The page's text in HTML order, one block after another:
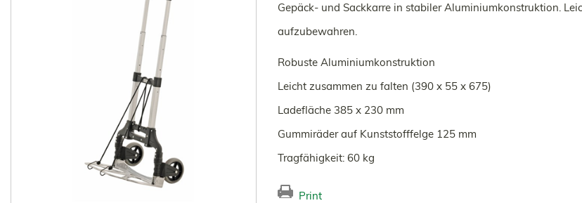
Gepäck- und Sackkarre in stabiler Aluminiumkonstruktion.
aufzubewahren.
Robuste Aluminiumkonstruktion
Leicht zusammen zu falten (390 x 55 x 675)
Ladefläche 385 x 230 mm
Gummiräder auf Kunststofffelge 125 mm
Tragfähigkeit: 60 kg
Print